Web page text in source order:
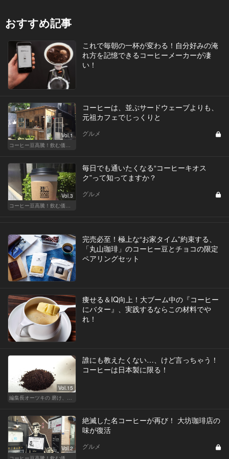
おすすめ記事
これで毎朝の一杯が変わる！自分好みの淹
れ方を記憶できるコーヒーメーカーが凄
い！
Vol.1
コーヒーは、並ぶサードウェーブよりも、
元祖カフェでじっくりと
グルメ
Vol.3
毎日でも通いたくなる“コーヒーキオス
ク”って知ってますか？
グルメ
完売必至！極上な“お家タイム”約束する、
「丸山珈琲」のコーヒー豆とチョコの限定
ペアリングセット
痩せる＆IQ向上！大ブーム中の『コーヒー
にバター』、実践するならこの材料でや
れ！
Vol.15
誰にも教えたくない…、けど言っちゃう！
コーヒーは日本製に限る！
Vol.2
絶滅した名コーヒーが再び！ 大坊珈琲店の
味が復活
グルメ